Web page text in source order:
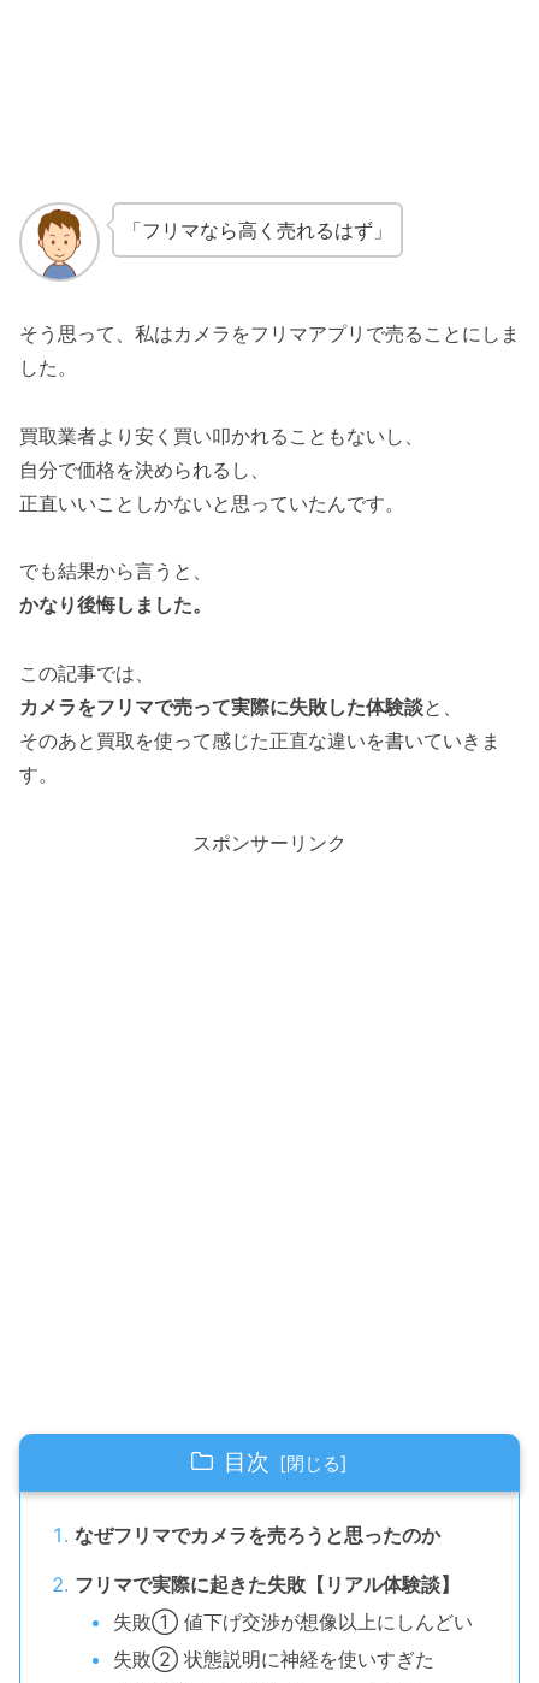
「フリマなら高く売れるはず」
そう思って、私はカメラをフリマアプリで売ることにしま
した。
買取業者より安く買い叩かれることもないし、
自分で価格を決められるし、
正直いいことしかないと思っていたんです。
でも結果から言うと、
かなり後悔しました。
この記事では、
カメラをフリマで売って実際に失敗した体験談と、
そのあと買取を使って感じた正直な違いを書いていきま
す。
スポンサーリンク
目次
なぜフリマでカメラを売ろうと思ったのか
フリマで実際に起きた失敗【リアル体験談】
失敗① 値下げ交渉が想像以上にしんどい
失敗② 状態説明に神経を使いすぎた